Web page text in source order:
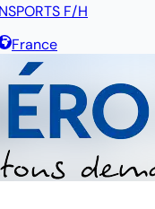
F/H
France